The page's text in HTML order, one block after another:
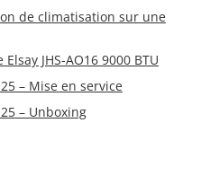
de climatisation sur une
JHS-AO16 9000 BTU
– Mise en service
– Unboxing